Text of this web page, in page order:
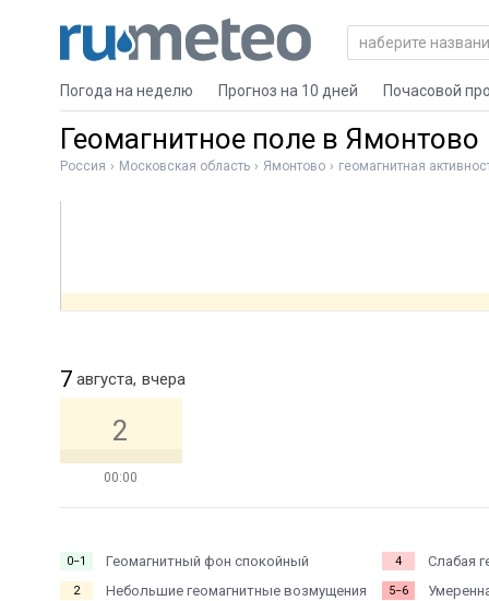
Погода на неделю Прогноз на 10 дней Почасовой
Геомагнитное поле в Ямонтово
Россия Московская область Ямонтово геомагнитная
7 августа, вчера
00:00
2
0−1 Геомагнитный фон спокойный
2 Небольшие геомагнитные возмущения
4 Слабая
5−6